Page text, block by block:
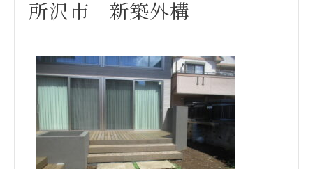
所沢市 新築外構